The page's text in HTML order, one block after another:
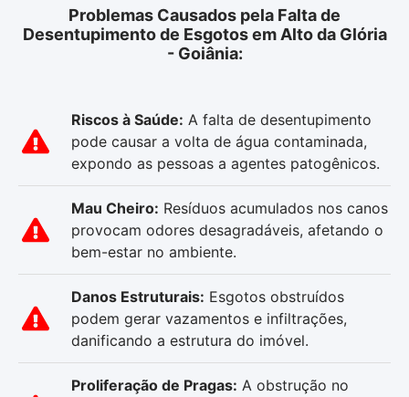
Problemas Causados pela Falta de
Desentupimento de Esgotos em Alto da Glória
- Goiânia:
Riscos à Saúde: A falta de desentupimento
pode causar a volta de água contaminada,
expondo as pessoas a agentes patogênicos.
Mau Cheiro: Resíduos acumulados nos canos
provocam odores desagradáveis, afetando o
bem-estar no ambiente.
Danos Estruturais: Esgotos obstruídos
podem gerar vazamentos e infiltrações,
danificando a estrutura do imóvel.
Proliferação de Pragas: A obstrução no